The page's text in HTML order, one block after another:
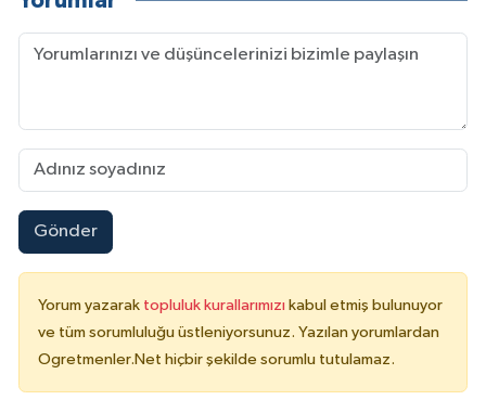
Gönder
Yorum yazarak topluluk kurallarımızı kabul etmiş bulunuyor
ve tüm sorumluluğu üstleniyorsunuz. Yazılan yorumlardan
Ogretmenler.Net hiçbir şekilde sorumlu tutulamaz.